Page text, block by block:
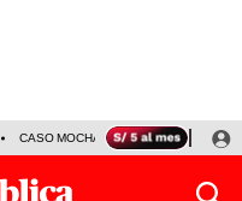
CASO MOCHASUELDOS